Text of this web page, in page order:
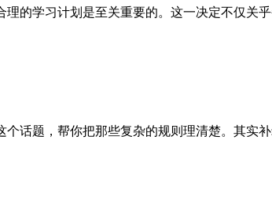
的学习计划是至关重要的。这一决定不仅关
话题，帮你把那些复杂的规则理清楚。其实